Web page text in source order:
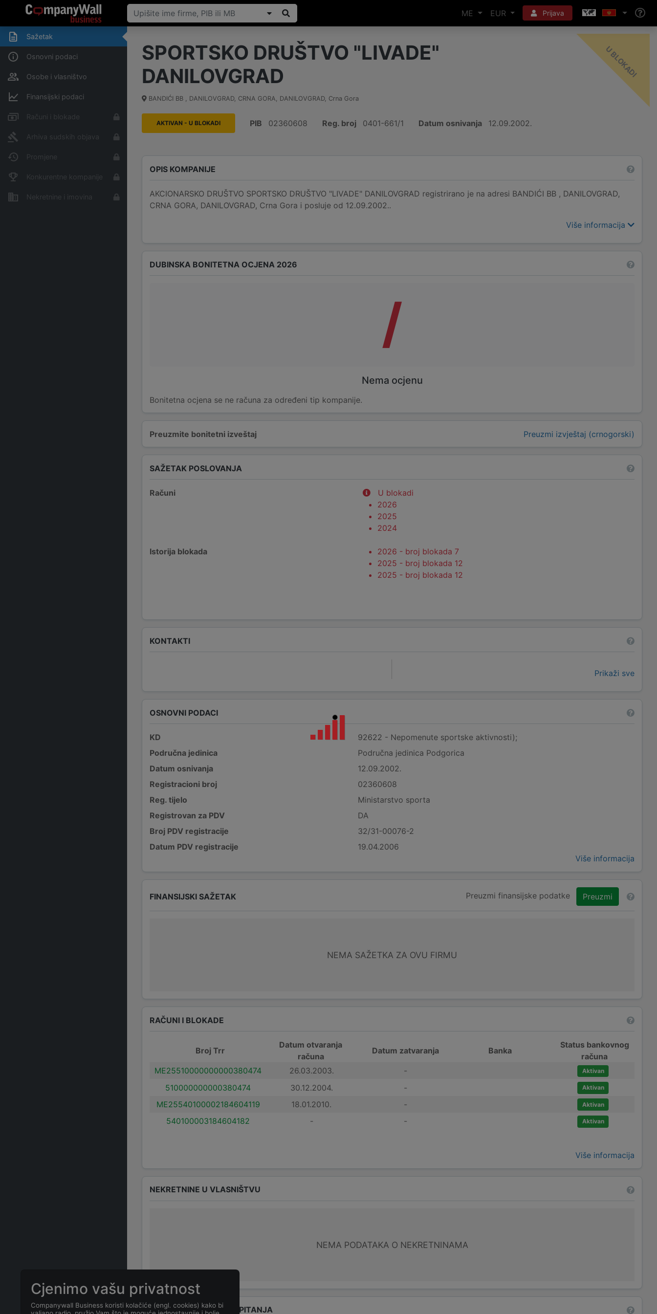
ME EUR Prijava
Sažetak
Osnovni podaci
Osobe i vlasništvo
Finansijski podaci
Računi i blokade
Arhiva sudskih objava
Promjene
Konkurentne kompanije
Nekretnine i imovina
SPORTSKO DRUŠTVO "LIVADE"
DANILOVGRAD
BANDIĆI BB , DANILOVGRAD, CRNA GORA, DANILOVGRAD, Crna Gora
-
I
AKTIVAN - U BLOKADI PIB 02360608 Reg. broj 0401-661/1 Datum osnivanja 12.09.2002.
OPIS KOMPANIJE
AKCIONARSKO DRUŠTVO SPORTSKO DRUŠTVO "LIVADE" DANILOVGRAD registrirano je na adresi BANDIĆI BB , DANILOVGRAD,
CRNA GORA, DANILOVGRAD, Crna Gora i posluje od 12.09.2002..
Više informacija
Preuzmite bonitetni izveštaj Preuzmi izvještaj (crnogorski)
DUBINSKA BONITETNA OCJENA 2026
/
Nema ocjenu
Bonitetna ocjena se ne računa za određeni tip kompanije.
SAŽETAK POSLOVANJA
Računi
U blokadi
2026
2025
2024
Istorija blokada
2026 - broj blokada 7
2025 - broj blokada 12
2025 - broj blokada 12
KONTAKTI
Prikaži sve
OSNOVNI PODACI
KD
92622 - Nepomenute sportske aktivnosti);
Područna jedinica
Područna jedinica Podgorica
Datum osnivanja
12.09.2002.
Registracioni broj
02360608
Reg. tijelo
Ministarstvo sporta
Registrovan za PDV
DA
Broj PDV registracije
32/31-00076-2
Datum PDV registracije
19.04.2006
Više informacija
FINANSIJSKI SAŽETAK Preuzmi finansijske podatke Preuzmi
NEMA SAŽETKA ZA OVU FIRMU
RAČUNI I BLOKADE
Broj Trr
Datum otvaranja
računa
Datum zatvaranja Banka
Status bankovnog
računa
ME25510000000000380474
26.03.2003. - Aktivan
510000000000380474 30.12.2004. - Aktivan
ME25540100002184604119 18.01.2010. - Aktivan
540100003184604182 - - Aktivan
Više informacija
NEKRETNINE U VLASNIŠTVU
NEMA PODATAKA O NEKRETNINAMA
ČESTO POSTAVLJANA PITANJA
Cjenimo vašu privatnost
Companywall Business koristi kolačiće (engl. cookies) kako bi